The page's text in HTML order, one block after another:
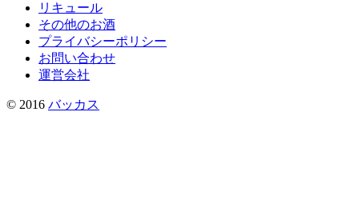
リキュール
その他のお酒
プライバシーポリシー
お問い合わせ
運営会社
© 2016 バッカス